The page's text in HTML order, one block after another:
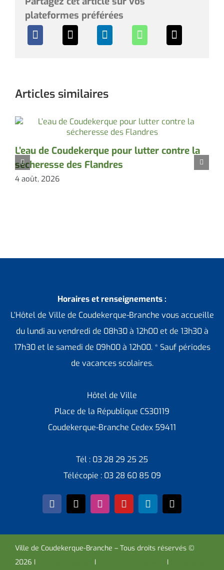
plateformes préférées
Articles similaires
L’eau de Coudekerque pour lutter contre la
sécheresse des Flandres
4 août, 2026
Horaires et renseignements :
L’Hôtel de Ville de Coudekerque-Branche vous accueille
du lundi au vendredi de 08h30 à 12h00 et de 13h30 à
17h30 et le samedi de 09h00 à 12h00. * Sauf périodes
de vacances scolaires.
Hôtel de Ville
Place de la République CS30119
Coudekerque-Branche Cedex 59411
Tél : 03 28 29 25 25
Télécopie : 03 28 60 85 09
Ville de Coudekerque-Branche – Tous droits réservés ©
2026 I
I I